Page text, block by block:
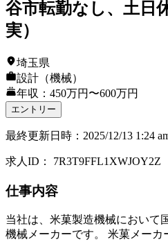
谷市転勤なし、土日
実）
埼玉県
設計（機械）
年収：450万円〜600万円
エントリー
最終更新日時 ： 2025/12/13 1:24
求人ID ： 7R3T9FFL1XWJOY2Z
仕事内容
当社は、米菓製造機械において
機械メーカーです。 米菓メーカ